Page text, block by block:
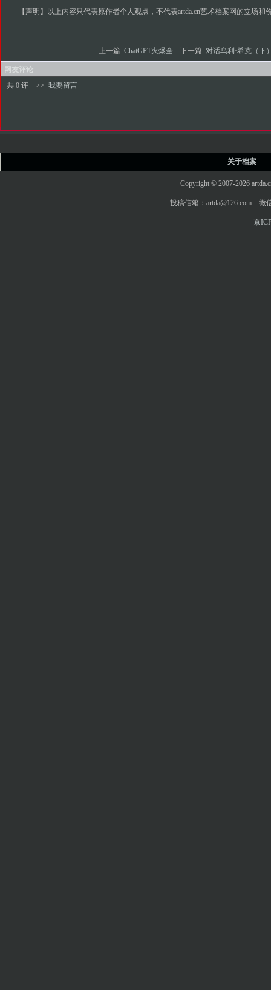
【声明】以上内容只代表原作者个人观点，不代表artda.cn艺术档案网的立场和
上一篇: ChatGPT火爆全.. 下一篇: 对话乌利·希克（下
网友评论
共 0 评
>> 我要留言
关于档案
Copyright © 2007-2026
投稿信箱：artda@126.com 微
京